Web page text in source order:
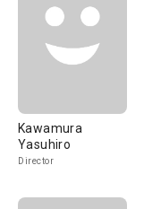
Kawamura
Yasuhiro
Director